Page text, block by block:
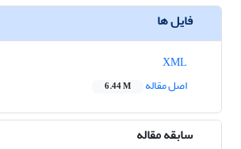
فایل ها
اصل مقاله
6.44 M
سابقه مقاله